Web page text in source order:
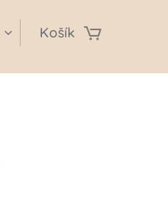
Košík